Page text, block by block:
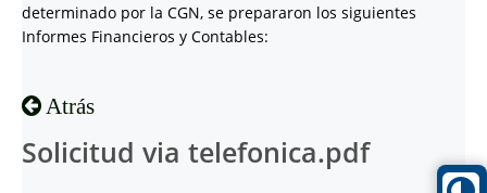
determinado por la CGN, se prepararon los siguientes
Informes Financieros y Contables:
Atrás
Solicitud via telefonica.pdf